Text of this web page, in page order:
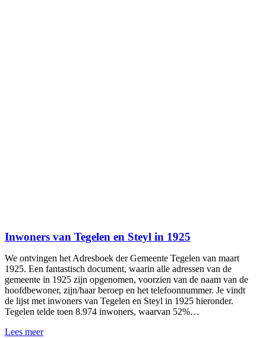
Inwoners van Tegelen en Steyl in 1925
We ontvingen het Adresboek der Gemeente Tegelen van maart
1925. Een fantastisch document, waarin alle adressen van de
gemeente in 1925 zijn opgenomen, voorzien van de naam van de
hoofdbewoner, zijn/haar beroep en het telefoonnummer. Je vindt
de lijst met inwoners van Tegelen en Steyl in 1925 hieronder.
Tegelen telde toen 8.974 inwoners, waarvan 52%…
Lees meer